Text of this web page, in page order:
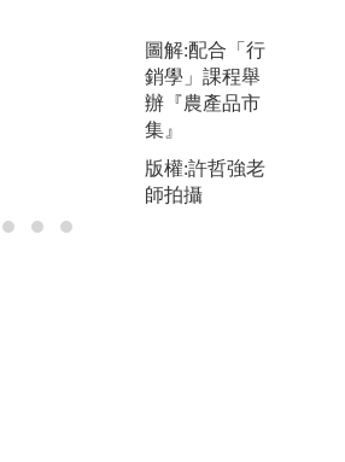
圖解:日韓商務
與貿易組/韓國
文創產業經營
組
圖解:配合「行
銷學」課程舉
辦『農產品市
集』
版權:許哲強老
師拍攝